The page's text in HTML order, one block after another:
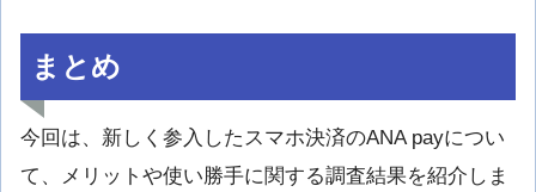
まとめ
今回は、新しく参入したスマホ決済のANA payについ
て、メリットや使い勝手に関する調査結果を紹介しま